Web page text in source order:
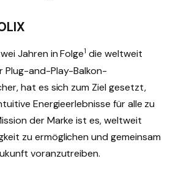
Jahren in Folge1 die weltweit
Plug-and-Play-Balkon-
hat es sich zum Ziel gesetzt,
Energieerlebnisse für alle zu
der Marke ist es, weltweit
zu ermöglichen und gemeinsam
voranzutreiben.